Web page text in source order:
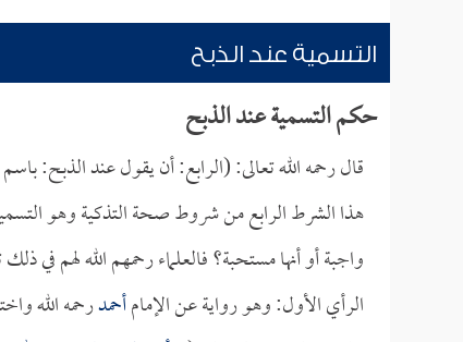
التسمية عند الذبح
حكم التسمية عند الذبح
قال رحمه الله تعالى: (الرابع: أن يقول عند الذبح:
هذا الشرط الرابع من شروط صحة التذكية وهو
واجبة أو أنها مستحبة؟ فالعلماء رحمهم الله لهم في
الرأي الأول: وهو رواية عن الإمامأحمدرحمه الله